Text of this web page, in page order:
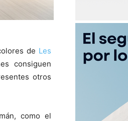
de Les
consiguen
otros
como el